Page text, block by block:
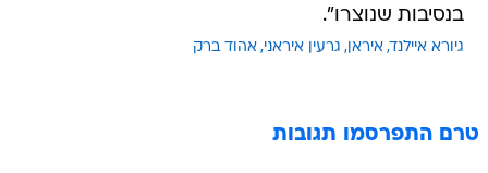
בנסיבות שנוצרו".
גיורא איילנד איראן גרעין איראני אהוד ברק
טרם התפרסמו תגובות